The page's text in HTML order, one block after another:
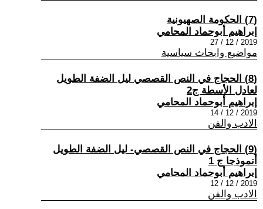
(7) الحكومة الصهيونية
إبراهيم أبوحماد المحامي
2019 / 12 / 27
مواضيع وابحاث سياسية
(8) الحجاج في النص القصصي ليل الضفة الطويل
لعادل الأسطة ج2
إبراهيم أبوحماد المحامي
2019 / 12 / 14
الادب والفن
(9) الحجاج في النص القصصي- ليل الضفة الطويل
أنموذجا ج 1
إبراهيم أبوحماد المحامي
2019 / 12 / 12
الادب والفن